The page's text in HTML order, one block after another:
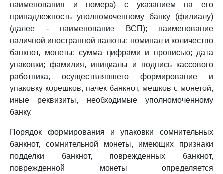
наименования и номера) с указанием на его
принадлежность уполномоченному банку (филиалу)
(далее - наименование ВСП); наименование
наличной иностранной валюты; номинал и количество
банкнот, монеты; сумма цифрами и прописью; дата
упаковки; фамилия, инициалы и подпись кассового
работника, осуществлявшего формирование и
упаковку корешков, пачек банкнот, мешков с монетой;
иные реквизиты, необходимые уполномоченному
банку.
Порядок формирования и упаковки сомнительных
банкнот, сомнительной монеты, имеющих признаки
подделки банкнот, поврежденных банкнот,
поврежденной монеты определяется